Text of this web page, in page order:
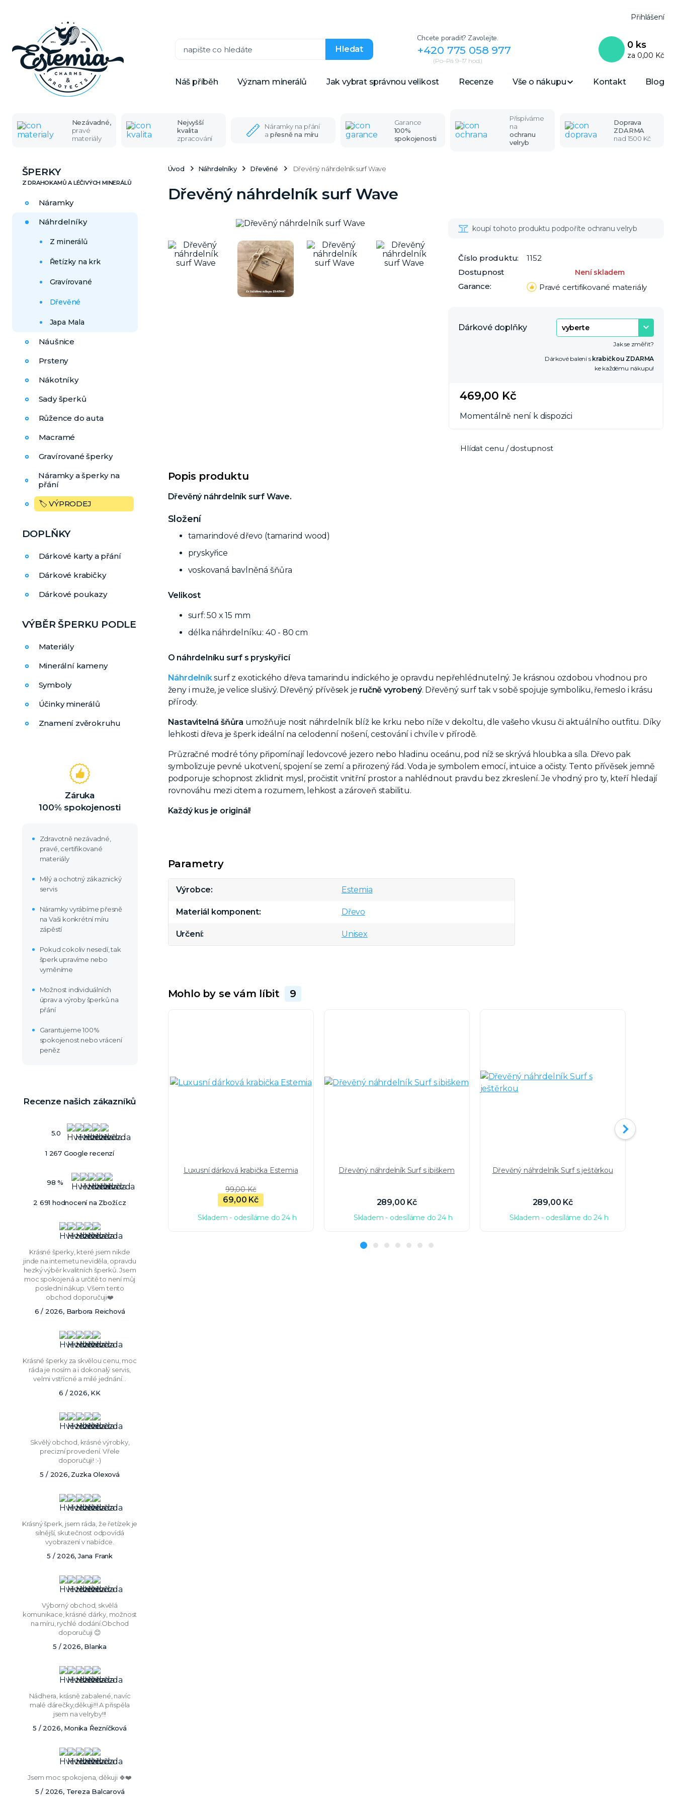
Náš příběh Význam minerálů Jak vybrat správnou velikost Recenze Vše o nákupu Kontakt Blog
Přihlášení
Hledat
Chcete poradit? Zavolejte.
+420 775 058 977
(Po–Pá 9–17 hod.)
0 ks
za 0,00 Kč
Nezávadné,
pravé
materiály
Nejvyšší
kvalita
zpracování
Náramky na přání
a přesně na míru
Garance
100%
spokojenosti
Přispíváme
na
ochranu
velryb
Doprava
ZDARMA
nad 1500 Kč
ŠPERKY
Náramky
Náhrdelníky
Z minerálů
Řetízky na krk
Gravírované
Dřevěné
Japa Mala
Náušnice
Prsteny
Nákotníky
Sady šperků
Růžence do auta
Macramé
Gravírované šperky
Náramky a šperky na
přání
🏷️ VÝPRODEJ
DOPLŇKY
Dárkové karty a přání
Dárkové krabičky
Dárkové poukazy
VÝBĚR ŠPERKU PODLE
Materiály
Minerální kameny
Symboly
Účinky minerálů
Znamení zvěrokruhu
Záruka
100% spokojenosti
Zdravotně nezávadné,
pravé, certifikované
materiály
Milý a ochotný zákaznický
servis
Náramky vyrábíme přesně
na Vaši konkrétní míru
zápěstí
Pokud cokoliv nesedí, tak
šperk upravíme nebo
vyměníme
Možnost individuálních
úprav a výroby šperků na
přání
Garantujeme 100%
spokojenost nebo vrácení
peněz
Recenze našich zákazníků
5.0
1 267 Google recenzí
98 %
2 691 hodnocení na Zboží.cz
Krásné šperky, které jsem nikde
jinde na internetu neviděla, opravdu
hezký výběr kvalitních šperků. Jsem
moc spokojená a určitě to není můj
poslední nákup. Všem tento
obchod doporučuji❤️
6 / 2026, Barbora Reichová
Krásné šperky za skvělou cenu, moc
ráda je nosím a i dokonalý servis,
velmi vstřícné a milé jednání...
6 / 2026, KK
Skvělý obchod, krásné výrobky,
precizní provedení. Vřele
doporučuji! :-)
5 / 2026, Zuzka Olexová
Krásný šperk, jsem ráda, že řetízek je
silnější, skutečnost odpovídá
vyobrazení v nabídce.
5 / 2026, Jana Frank
Výborný obchod, skvělá
komunikace, krásné dárky, možnost
na míru, rychlé dodání.Obchod
doporučuji 😊
5 / 2026, Blanka
Nádhera, krásně zabalené, navíc
malé dárečky,děkuji!!! A přispěla
jsem na velryby!!!
5 / 2026, Monika Řezníčková
Jsem moc spokojena, děkuji 🍀❤️
5 / 2026, Tereza Balcarová
Úvod Náhrdelníky Dřevěné Dřevěný náhrdelník surf Wave
Dřevěný náhrdelník surf Wave
Číslo produktu:
1152
Dostupnost
Není skladem
Garance: Pravé certifikované materiály
Dárkové doplňky
Jak se změřit?
Dárkové balení s krabičkou ZDARMA
ke každému nákupu!
469,00 Kč
Momentálně není k dispozici
Hlídat cenu / dostupnost
Popis produktu
Dřevěný náhrdelník surf Wave.
Složení
tamarindové dřevo (tamarind wood)
pryskyřice
voskovaná bavlněná šňůra
Velikost
surf: 50 x 15 mm
délka náhrdelníku: 40 - 80 cm
O náhrdelníku surf s pryskyřicí
Náhrdelníksurf z exotického dřeva tamarindu indického je opravdu nepřehlédnutelný. Je krásnou ozdobou vhodnou pro
ženy i muže, je velice slušivý. Dřevěný přívěsek je ručněvyrobený. Dřevěný surf tak v sobě spojuje symboliku, řemeslo i krásu
přírody.
Nastavitelná šňůra umožňuje nosit náhrdelník blíž ke krku nebo níže v dekoltu, dle vašeho vkusu či aktuálního outfitu. Díky
lehkosti dřeva je šperk ideální na celodenní nošení, cestování i chvíle v přírodě.
Průzračné modré tóny připomínají ledovcové jezero nebo hladinu oceánu, pod níž se skrývá hloubka a síla. Dřevo pak
symbolizuje pevné ukotvení, spojení se zemí a přirozený řád. Voda je symbolem emocí, intuice a očisty. Tento přívěsek jemně
podporuje schopnost zklidnit mysl, pročistit vnitřní prostor a nahlédnout pravdu bez zkreslení. Je vhodný pro ty, kteří hledají
rovnováhu mezi citem a rozumem, lehkost a zároveň stabilitu.
Každý kus je originál!
Parametry
Výrobce Estemia
Materiál komponent Dřevo
Určení Unisex
Mohlo by se vám líbit 9
Luxusní dárková krabička Estemia
99,00 Kč
69,00 Kč
Skladem - odesíláme do 24 h
Dřevěný náhrdelník Surf s ibiškem
289,00 Kč
Skladem - odesíláme do 24 h
Dřevěný náhrdelník Surf s ještěrkou
289,00 Kč
Skladem - odesíláme do 24 h